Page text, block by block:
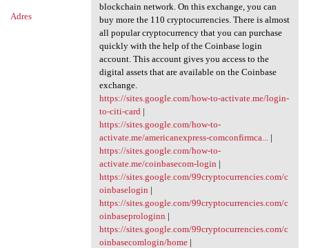
Adres
blockchain network. On this exchange, you can
buy more the 110 cryptocurrencies. There is almost
all popular cryptocurrency that you can purchase
quickly with the help of the Coinbase login
account. This account gives you access to the
digital assets that are available on the Coinbase
exchange.
https://sites.google.com/how-to-activate.me/login-
to-citi-card |
https://sites.google.com/how-to-
activate.me/americanexpress-comconfirmca...
|
https://sites.google.com/how-to-
activate.me/coinbasecom-login |
https://sites.google.com/99cryptocurrencies.com/c
oinbaselogin |
https://sites.google.com/99cryptocurrencies.com/c
oinbaseprologinn |
https://sites.google.com/99cryptocurrencies.com/c
oinbasecomlogin/home|